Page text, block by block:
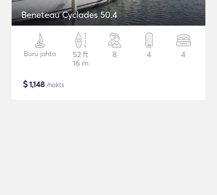
Beneteau Cyclades 50.4
Buru jahta
52 ft
16 m
8 4 4
$1,148 /nakts